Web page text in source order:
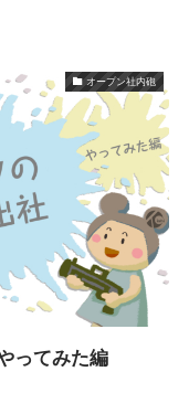
オープン社内砲
ってみた編